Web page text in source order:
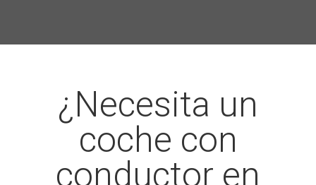
¿Necesita un
coche con
conductor en